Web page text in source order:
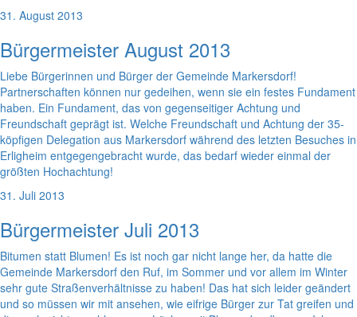
31. August 2013
Bürgermeister August 2013
Liebe Bürgerinnen und Bürger der Gemeinde Markersdorf!
Partnerschaften können nur gedeihen, wenn sie ein festes Fundament
haben. Ein Fundament, das von gegenseitiger Achtung und
Freundschaft geprägt ist. Welche Freundschaft und Achtung der 35-
köpfigen Delegation aus Markersdorf während des letzten Besuches in
Erligheim entgegengebracht wurde, das bedarf wieder einmal der
größten Hochachtung!
31. Juli 2013
Bürgermeister Juli 2013
Bitumen statt Blumen! Es ist noch gar nicht lange her, da hatte die
Gemeinde Markersdorf den Ruf, im Sommer und vor allem im Winter
sehr gute Straßenverhältnisse zu haben! Das hat sich leider geändert
und so müssen wir mit ansehen, wie eifrige Bürger zur Tat greifen und